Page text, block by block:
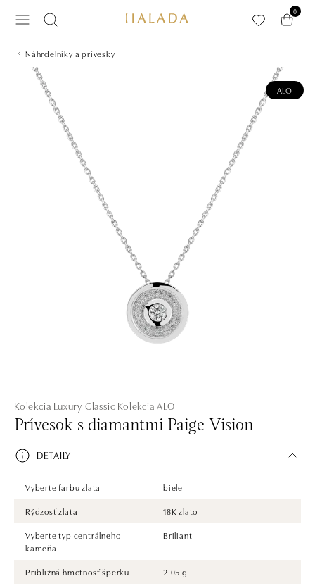
0
Náhrdelníky a prívesky
ALO
Kolekcia Luxury Classic Kolekcia ALO
Prívesok s diamantmi Paige Vision
DETAILY
Vyberte farbu zlata
biele
Rýdzosť zlata
18K zlato
Vyberte typ centrálneho
kameňa
Briliant
Približná hmotnosť šperku
2.05 g